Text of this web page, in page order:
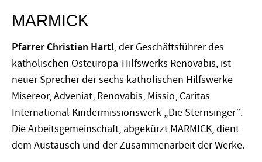
MARMICK
Pfarrer Christian Hartl, der Geschäftsführer des
katholischen Osteuropa-Hilfswerks Renovabis, ist
neuer Sprecher der sechs katholischen Hilfswerke
Misereor, Adveniat, Renovabis, Missio, Caritas
International Kindermissionswerk „Die Sternsinger“.
Die Arbeitsgemeinschaft, abgekürzt MARMICK, dient
dem Austausch und der Zusammenarbeit der Werke.